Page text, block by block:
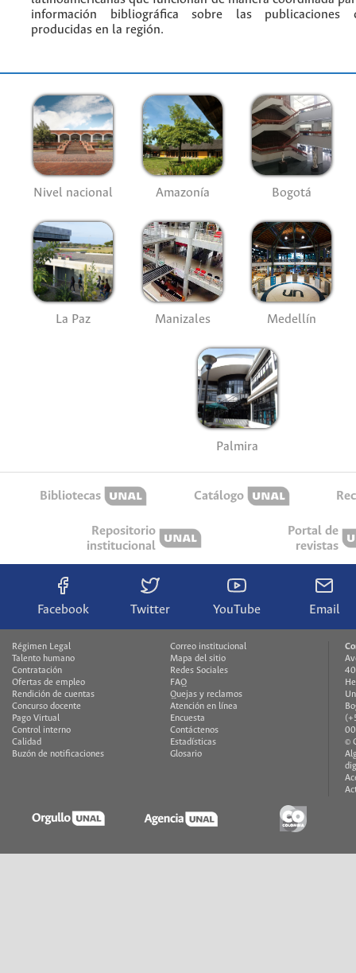
información bibliográfica sobre las publicaciones
producidas en la región.
Nivel nacional Amazonía Bogotá
La Paz Manizales Medellín
Palmira
Bibliotecas Catálogo
Repositorio
institucional
Portal de
revistas
Facebook Twitter YouTube Email
Régimen Legal
Talento humano
Contratación
Ofertas de empleo
Rendición de cuentas
Concurso docente
Pago Virtual
Control interno
Calidad
Buzón de notificaciones
Correo institucional
Mapa del sitio
Redes Sociales
FAQ
Quejas y reclamos
Atención en línea
Encuesta
Contáctenos
Estadísticas
Glosario
©